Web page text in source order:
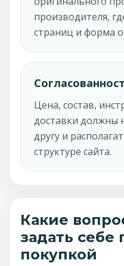
производителя,
страниц и форма
Цена, состав,
доставки должны
другу и
структуре сайта.
Какие
задать себе
покупкой